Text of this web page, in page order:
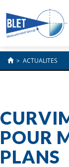
> ACTUALITES
POUR
PLANS